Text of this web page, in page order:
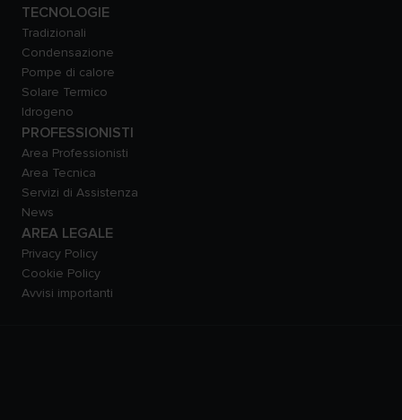
TECNOLOGIE
Tradizionali
Condensazione
Pompe di calore
Solare Termico
Idrogeno
PROFESSIONISTI
Area Professionisti
Area Tecnica
Servizi di Assistenza
News
AREA LEGALE
Privacy Policy
Cookie Policy
Avvisi importanti